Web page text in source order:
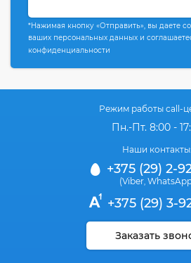
*Нажимая кнопку «Отправить», вы даете
ваших персональных данных и
конфиденциальности
Режим работы call-
Пн.-Пт. 8:00 -
Наши контакты:
+375 (29) 2-
(Viber
+375 (29) 3-
Заказать